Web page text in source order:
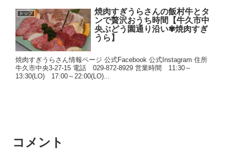
トップ
焼肉すぎうらさんの飯村牛とタ
ンで贅沢おうち時間【牛久市中
央ぶどう園通り沿い✾焼肉すぎ
うら】
焼肉すぎうらさん情報ページ 公式Facebook 公式Instagram 住所
牛久市中央3-27-15 電話 029-872-8929 営業時間 11:30～
13:30(LO) 17:00～22:00(LO)...
コメント